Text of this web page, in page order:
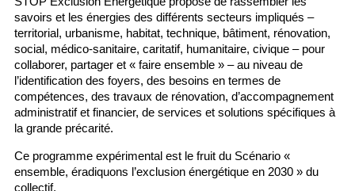
savoirs et les énergies des différents secteurs impliqués –
territorial, urbanisme, habitat, technique, bâtiment, rénovation,
social, médico-sanitaire, caritatif, humanitaire, civique – pour
collaborer, partager et « faire ensemble » – au niveau de
l’identification des foyers, des besoins en termes de
compétences, des travaux de rénovation, d’accompagnement
administratif et financier, de services et solutions spécifiques à
la grande précarité.
Ce programme expérimental est le fruit du Scénario «
ensemble, éradiquons l’exclusion énergétique en 2030 » du
collectif.